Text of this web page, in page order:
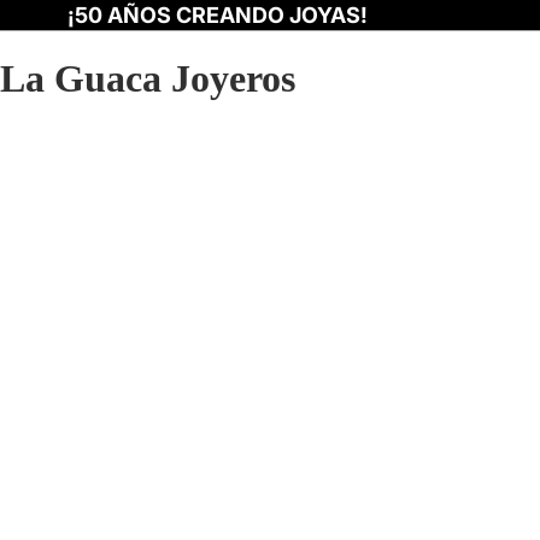
¡50 AÑOS CREANDO JOYAS!
La Guaca Joyeros